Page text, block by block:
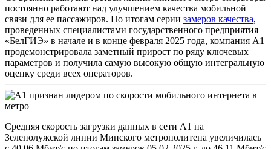
постоянно работают над улучшением качества мобильной
связи для ее пассажиров. По итогам серии замеров качества,
проведенных специалистами государственного предприятия
«БелГИЭ» в начале и в конце февраля 2025 года, компания А1
продемонстрировала заметный прирост по ряду ключевых
параметров и получила самую высокую общую интегральную
оценку среди всех операторов.
Средняя скорость загрузки данных в сети А1 на
Зеленолужской линии Минского метрополитена увеличилась